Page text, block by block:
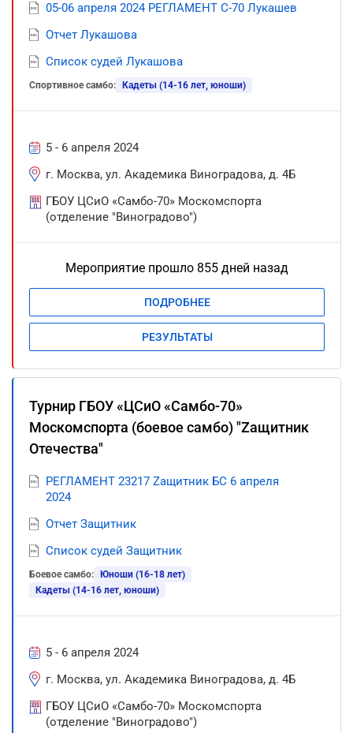
05-06 апреля 2024 РЕГЛАМЕНТ С-70 Лукашев
Отчет Лукашова
Список судей Лукашова
Спортивное самбо: Кадеты (14-16 лет, юноши)
5 - 6 апреля 2024
г. Москва, ул. Академика Виноградова, д. 4Б
ГБОУ ЦСиО «Самбо-70» Москомспорта
(отделение "Виноградово")
Мероприятие прошло 855 дней назад
ПОДРОБНЕЕ
РЕЗУЛЬТАТЫ
Турнир ГБОУ «ЦСиО «Самбо-70»
Москомспорта (боевое самбо) "Zащитник
Отечества"
РЕГЛАМЕНТ 23217 Zащитник БС 6 апреля
2024
Отчет Защитник
Список судей Защитник
Боевое самбо:
Юноши (16-18 лет)
Кадеты (14-16 лет, юноши)
5 - 6 апреля 2024
г. Москва, ул. Академика Виноградова, д. 4Б
ГБОУ ЦСиО «Самбо-70» Москомспорта
(отделение "Виноградово")